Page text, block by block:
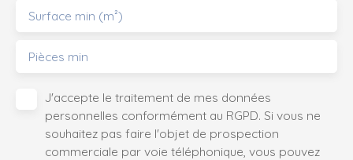
Surface min (m²)
Pièces min
J'accepte le traitement de mes données
personnelles conformément au RGPD. Si vous ne
souhaitez pas faire l'objet de prospection
commerciale par voie téléphonique, vous pouvez